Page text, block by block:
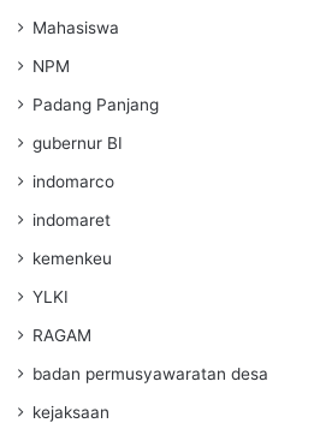
Mahasiswa
NPM
Padang Panjang
gubernur BI
indomarco
indomaret
kemenkeu
YLKI
RAGAM
badan permusyawaratan desa
kejaksaan